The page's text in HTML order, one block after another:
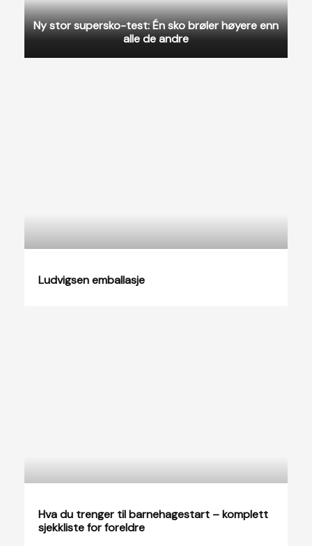
Ny stor supersko-test: Én sko brøler høyere enn
alle de andre
Ludvigsen emballasje
Hva du trenger til barnehagestart – komplett
sjekkliste for foreldre